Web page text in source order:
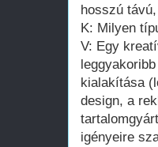
hosszú
K: Milyen
V: Egy
kialakítása
design, a
igényeire